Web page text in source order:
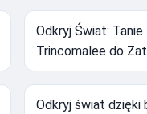
Odkryj Świat:
Trincomalee do
Odkryj świat